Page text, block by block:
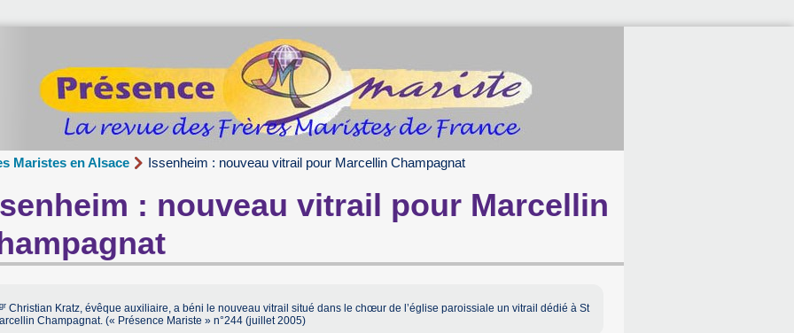
Maristes en Alsace Issenheim : nouveau vitrail pour Marcellin Champagnat
: nouveau vitrail pour Marcellin
grChristian Kratz, évêque auxiliaire, a béni le nouveau vitrail situé dans le chœur de l’église paroissiale un vitrail dédié à St
Champagnat. (« Présence Mariste » n°244 (juillet 2005)